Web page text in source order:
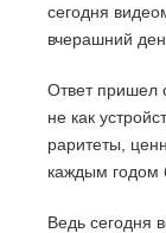
сегодня
вчерашний
Ответ пришел
не как
раритеты,
каждым годом
Ведь сегодня